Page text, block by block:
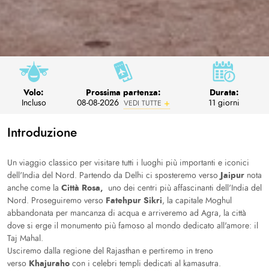
Volo:
Incluso
Prossima partenza:
08-08-2026 VEDI TUTTE
Durata:
11 giorni
Introduzione
Un viaggio classico per visitare tutti i luoghi più importanti e iconici
dell'India del Nord. Partendo da Delhi ci sposteremo versoJaipur nota
anche come la Città Rosa, uno dei centri più affascinanti dell'India del
Nord. Proseguiremo verso Fatehpur Sikri, la capitale Moghul
abbandonata per mancanza di acqua e arriveremo ad Agra, la città
dove si erge il monumento più famoso al mondo dedicato all'amore: il
Taj Mahal.
Usciremo dalla regione del Rajasthan e pertiremo in treno
verso Khajuraho con i celebri templi dedicati al kamasutra.